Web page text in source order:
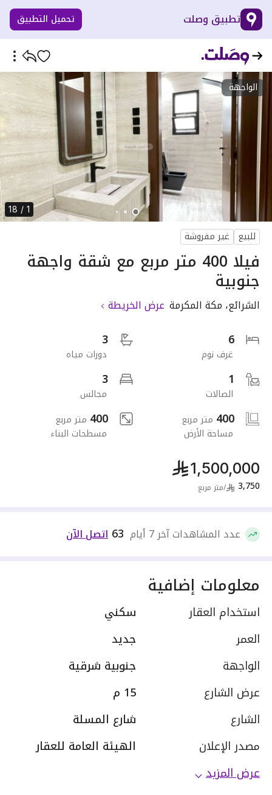
تطبيق وصلت تحميل التطبيق
الواجهة
1 / 18
للبيع غير مفروشة
فيلا 400 متر مربع مع شقة واجهة
جنوبية
الشرائع، مكة المكرمة عرض الخريطة
6
غرف نوم
3
دورات مياه
1
الصالات
3
مجالس
400 متر مربع
مساحة الأرض
400 متر مربع
مسطحات البناء
1,500,000
3,750
/متر مربع
عدد المشاهدات آخر 7 أيام 63 اتصل الآن
معلومات إضافية
استخدام العقار
سكني
العمر
جديد
الواجهة
جنوبية شرقية
عرض الشارع
15 م
الشارع
شارع المسلة
مصدر الإعلان
الهيئة العامة للعقار
عرض المزيد